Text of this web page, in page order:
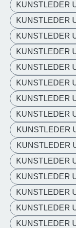
KUNSTLEDER
KUNSTLEDER
KUNSTLEDER
KUNSTLEDER
KUNSTLEDER
KUNSTLEDER
KUNSTLEDER
KUNSTLEDER
KUNSTLEDER
KUNSTLEDER
KUNSTLEDER
KUNSTLEDER
KUNSTLEDER
KUNSTLEDER
KUNSTLEDER